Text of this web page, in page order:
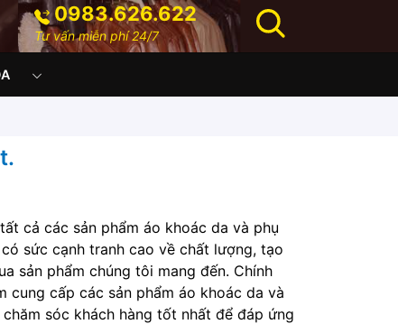
0983.626.622
Tư vấn miễn phí 24/7
cả các sản phẩm áo khoác da và phụ
sức cạnh tranh cao về chất lượng, tạo
sản phẩm chúng tôi mang đến. Chính
cung cấp các sản phẩm áo khoác da và
sóc khách hàng tốt nhất để đáp ứng